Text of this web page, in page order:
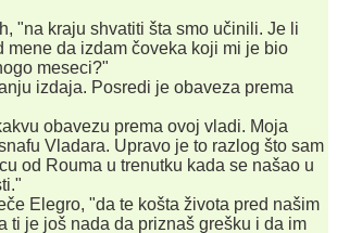
"na kraju shvatiti šta smo učinili. Je li
mene da izdam čoveka koji mi je bio
meseci?"
izdaja. Posredi je obaveza prema
obavezu prema ovoj vladi. Moja
Vladara. Upravo je to razlog što sam
od Rouma u trenutku kada se našao u
Elegro, "da te košta života pred našim
ti je još nada da priznaš grešku i da im